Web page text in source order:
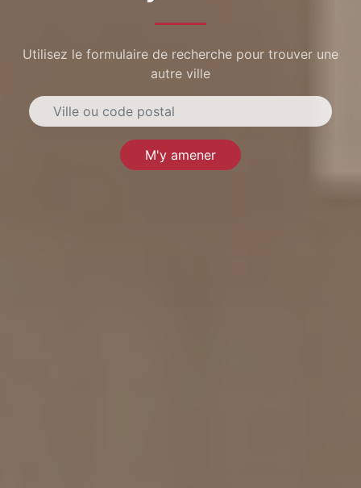
Utilisez le formulaire de recherche pour trouver une
autre ville
M'y amener